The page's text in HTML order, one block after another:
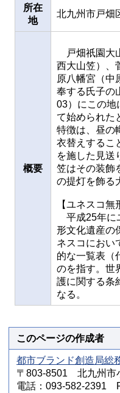
所在
地
北九州市戸畑
概要
戸畑祇園大
西大山笠）、
原八幡宮（中
奉する氏子の
03）にこの地
て始められた
特徴は、昼の
衣替えするこ
を施した見送
笠はその装飾
の提灯を飾る
【ユネスコ無
平成25年に
形文化遺産の
ネスコにおい
的な一覧表（
のを指す。世
護に関する条
なる。
このページの作成者
都市ブランド創造局総
〒803-8501 北九州市
電話：093-582-2391